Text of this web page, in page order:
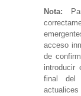
Nota:
acceso
de
introducir
final del